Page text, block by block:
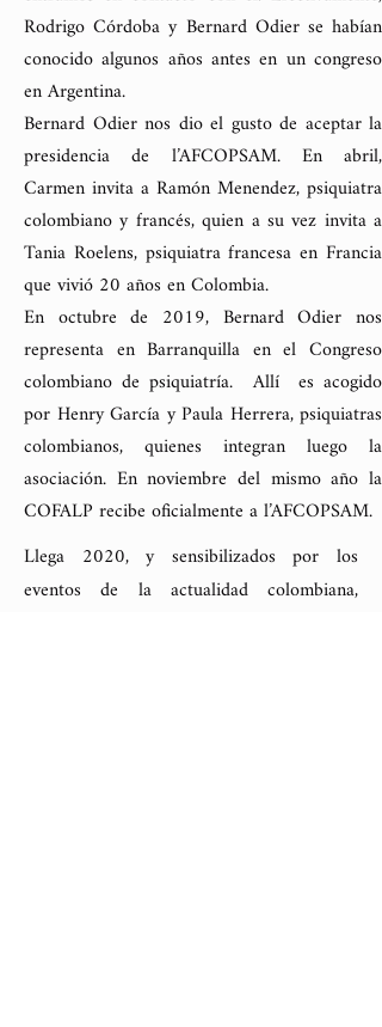
Rodrigo Córdoba y Bernard Odier se habían
conocido algunos años antes en un congreso
en Argentina.
Bernard Odier nos dio el gusto de aceptar la
presidencia de l’AFCOPSAM. En abril,
Carmen invita a Ramón Menendez, psiquiatra
colombiano y francés, quien a su vez invita a
Tania Roelens, psiquiatra francesa en Francia
que vivió 20 años en Colombia.
En octubre de 2019, Bernard Odier nos
representa en Barranquilla en el Congreso
colombiano de psiquiatría. Allí es acogido
por Henry García y Paula Herrera, psiquiatras
colombianos, quienes integran luego la
asociación. En noviembre del mismo año la
COFALP recibe oficialmente a l’AFCOPSAM.
Llega 2020, y sensibilizados por los
eventos de la actualidad colombiana,